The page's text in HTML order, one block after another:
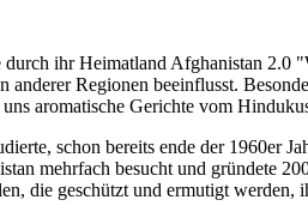
ihr Heimatland Afghanistan
Regionen beeinflusst.
aromatische Gerichte vom
schon bereits ende der 1960er
mehrfach besucht und gründete
die geschützt und ermutigt werden,